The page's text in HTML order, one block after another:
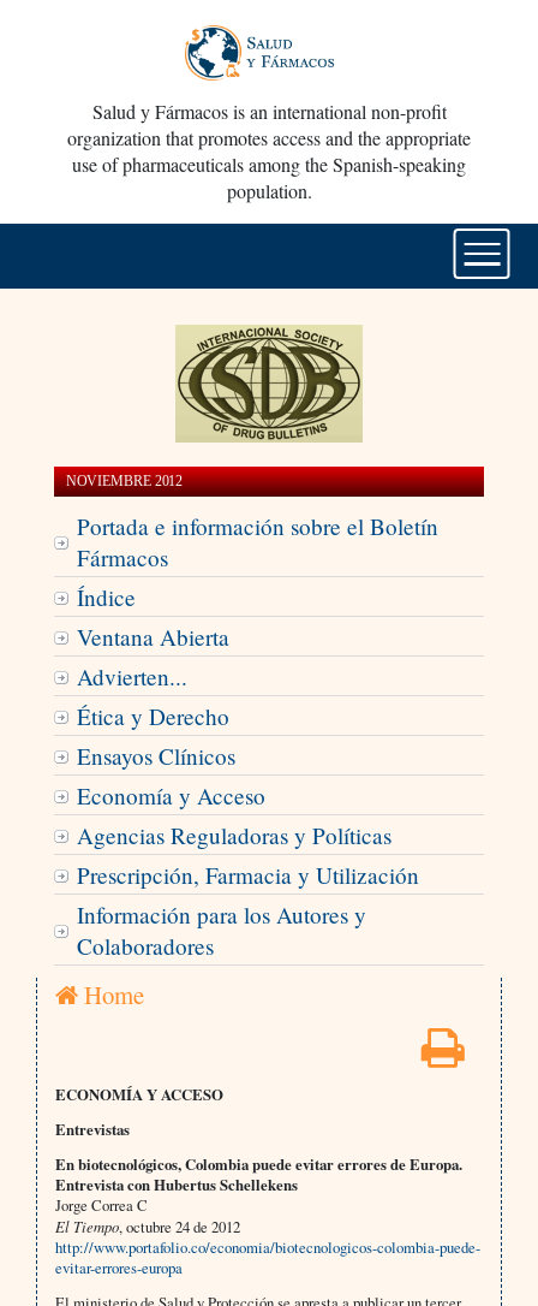
Salud y Fármacos is an international non-profit
organization that promotes access and the appropriate
use of pharmaceuticals among the Spanish-speaking
population.
NOVIEMBRE 2012
Portada e información sobre el Boletín
Fármacos
Índice
Ventana Abierta
Advierten...
Ética y Derecho
Ensayos Clínicos
Economía y Acceso
Agencias Reguladoras y Políticas
Prescripción, Farmacia y Utilización
Información para los Autores y
Colaboradores
Home
ECONOMÍA Y ACCESO
Entrevistas
En biotecnológicos, Colombia puede evitar errores de Europa.
Entrevista conHubertus Schellekens
Jorge Correa C
El Tiempo, octubre 24 de 2012
http://www.portafolio.co/economia/biotecnologicos-colombia-puede-
evitar-errores-europa